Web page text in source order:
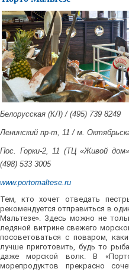
Белорусская (КЛ) / (495) 739 8249
Ленинский пр-т, 11 / м.
Пос. Горки-2, 11 (ТЦ «Живой
(498) 533 3005
www.portomaltese.ru
Тем, кто хочет отведать
рекомендуется отправиться в
Мальтезе». Здесь можно не
ледяной витрине свежего
посоветоваться с поваром,
лучше приготовить, будь то
даже морской волк. В
морепродуктов прекрасно